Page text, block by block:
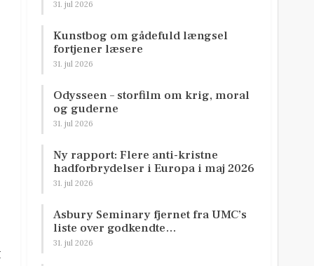
31. jul 2026
Kunstbog om gådefuld længsel
fortjener læsere
31. jul 2026
Odysseen – storfilm om krig, moral
og guderne
31. jul 2026
Ny rapport: Flere anti-kristne
hadforbrydelser i Europa i maj 2026
31. jul 2026
Asbury Seminary fjernet fra UMC’s
liste over godkendte…
31. jul 2026